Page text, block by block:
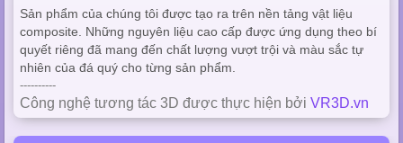
Sản phẩm của chúng tôi được tạo ra trên nền tảng vật liệu
composite. Những nguyên liệu cao cấp được ứng dụng theo bí
quyết riêng đã mang đến chất lượng vượt trội và màu sắc tự
nhiên của đá quý cho từng sản phẩm.
----------
Công nghệ tương tác 3D được thực hiện bởi VR3D.vn